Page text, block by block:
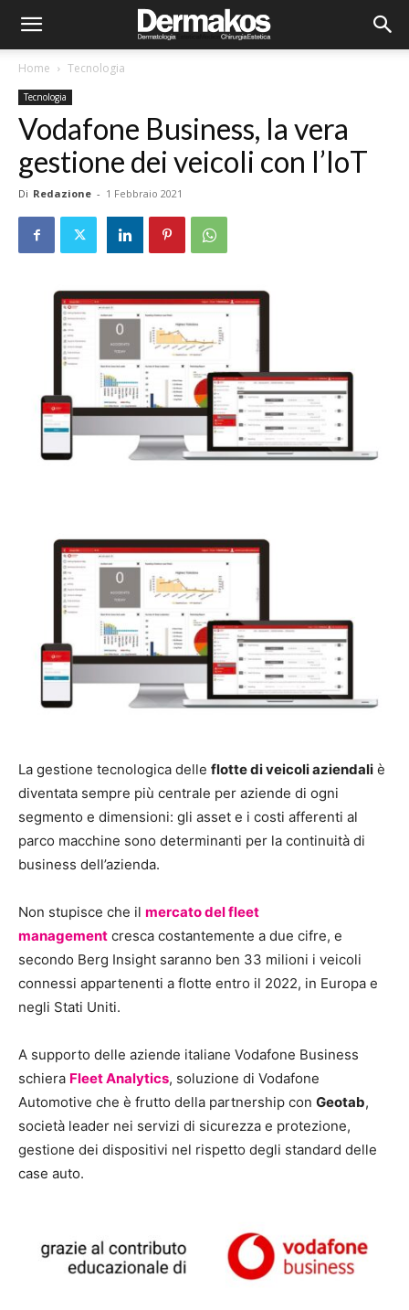
Home Tecnologia
Tecnologia
Vodafone Business, la vera
gestione dei veicoli con l’IoT
Di Redazione - 1 Febbraio 2021
La gestione tecnologica delle flotte di veicoli aziendali è
diventata sempre più centrale per aziende di ogni
segmento e dimensioni: gli asset e i costi afferenti al
parco macchine sono determinanti per la continuità di
business dell’azienda.
Non stupisce che il mercato del fleet
management cresca costantemente a due cifre, e
secondo Berg Insight saranno ben 33 milioni i veicoli
connessi appartenenti a flotte entro il 2022, in Europa e
negli Stati Uniti.
A supporto delle aziende italiane Vodafone Business
schiera Fleet Analytics, soluzione di Vodafone
Automotive che è frutto della partnership con Geotab,
società leader nei servizi di sicurezza e protezione,
gestione dei dispositivi nel rispetto degli standard delle
case auto.